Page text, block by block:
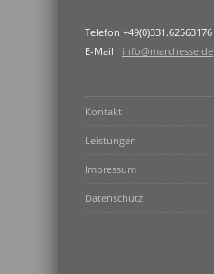
Telefon +49(0)331.62563176
E-Mail info@marchesse.de
Kontakt
Leistungen
Impressum
Datenschutz